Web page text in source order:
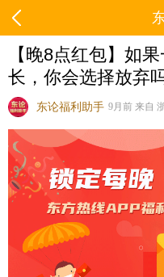
【晚8点红包】如
长，你会选择放弃
东论福利助手 9月前 来自